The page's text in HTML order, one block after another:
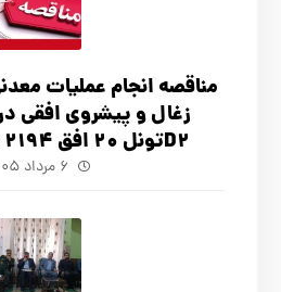
مناقصه انجام عملیات
D2تونل 20 افق 2194 معدن همکار .
۶ مرداد ۱۴۰۵